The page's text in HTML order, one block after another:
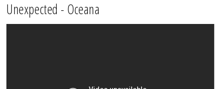
Unexpected - Oceana